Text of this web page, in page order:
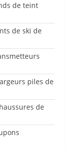
de teint
de ski de
piles de
de